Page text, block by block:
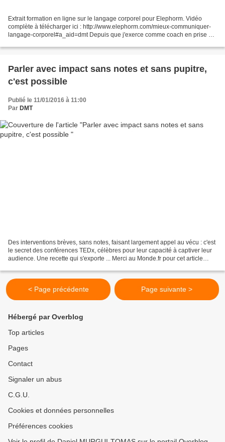
Extrait formation en ligne sur le langage corporel pour Elephorm. Vidéo
complète à télécharger ici : http://www.elephorm.com/mieux-communiquer-
langage-corporel#a_aid=dmt Depuis que j'exerce comme coach en prise de
Parler avec impact sans notes et sans pupitre,
c'est possible
Publié le 11/01/2016 à 11:00
Par DMT
Des interventions brèves, sans notes, faisant largement appel au vécu : c'est
le secret des conférences TEDx, célèbres pour leur capacité à captiver leur
audience. Une recette qui s'exporte ... Merci au Monde.fr pour cet article
< Page précédente Page suivante >
Hébergé par Overblog
Top articles
Pages
Contact
Signaler un abus
C.G.U.
Cookies et données personnelles
Préférences cookies